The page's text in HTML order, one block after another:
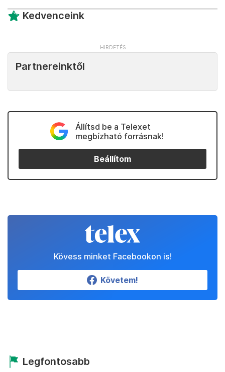
Kedvenceink
Partnereinktől
Állítsd be a Telexet
megbízható forrásnak!
Beállítom
Kövess minket Facebookon is!
Követem!
Legfontosabb